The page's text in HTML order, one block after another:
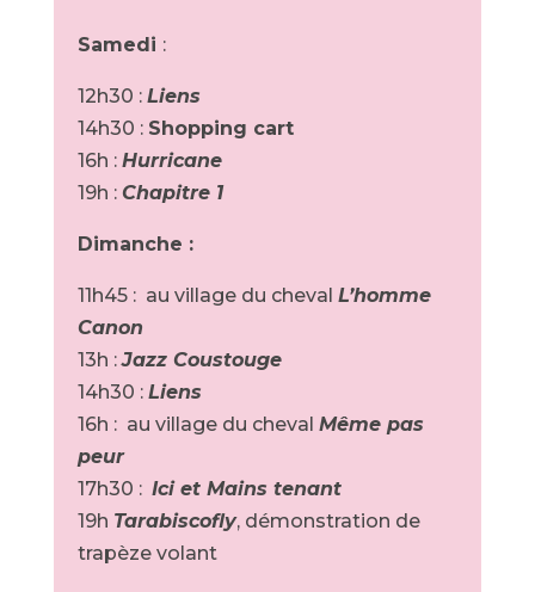
Samedi :
12h30 : Liens
14h30 : Shopping cart
16h : Hurricane
19h : Chapitre 1
Dimanche :
11h45 : au village du cheval L’homme
Canon
13h :Jazz Coustouge
14h30 : Liens
16h : au village du cheval Même pas
peur
17h30 : Ici et Mains tenant
19h Tarabiscofly, démonstration de
trapèze volant